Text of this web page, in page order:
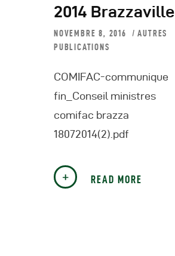
2014 Brazzaville
NOVEMBRE 8, 2016
AUTRES
PUBLICATIONS
COMIFAC-communique
fin_Conseil ministres
comifac brazza
18072014(2).pdf
READ MORE